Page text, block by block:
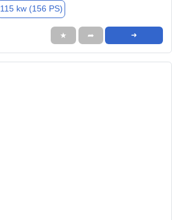
115 kw (156 PS)
★ ➦ ➜